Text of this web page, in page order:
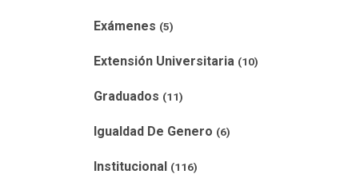
Exámenes (5)
Extensión Universitaria (10)
Graduados (11)
Igualdad De Genero (6)
Institucional (116)